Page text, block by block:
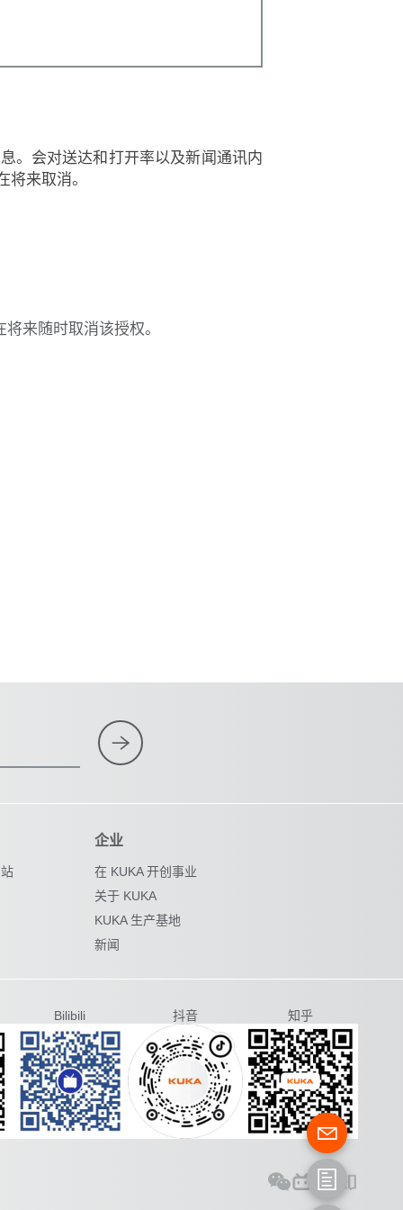
。会对送达和打开率以及新闻通讯内
将来取消。
来随时取消该授权。
企业
在 KUKA 开创事业
关于 KUKA
KUKA 生产基地
新闻
Bilibili 抖音 知乎